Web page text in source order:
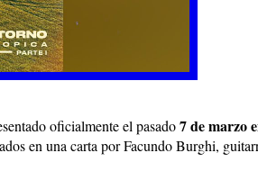
oficialmente el pasado7 de marzo
en una carta por Facundo Burghi,